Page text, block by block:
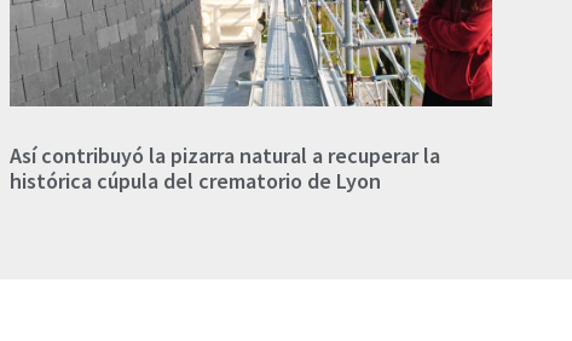
Así contribuyó la pizarra natural a recuperar la
histórica cúpula del crematorio de Lyon